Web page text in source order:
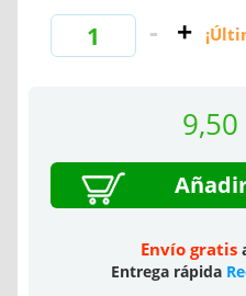
9,50
Envío gratis
Entrega rápida